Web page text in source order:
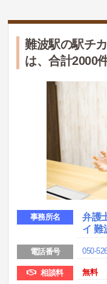
難波駅の駅チ
は、合計2000
事務所名
弁護
イ 難
電話番号 050-
相談料 無料